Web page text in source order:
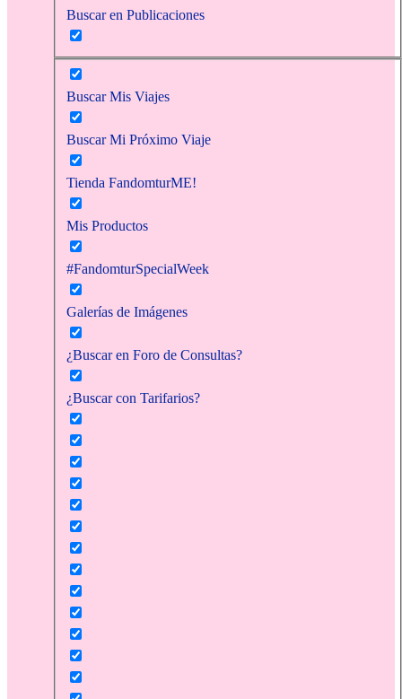
Buscar en Publicaciones
Buscar Mis Viajes
Buscar Mi Próximo Viaje
Tienda FandomturME!
Mis Productos
#FandomturSpecialWeek
Galerías de Imágenes
¿Buscar en Foro de Consultas?
¿Buscar con Tarifarios?